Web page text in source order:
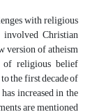
with religious
Christian
version of atheism
of religious belief
the first decade of
increased in the
are mentioned